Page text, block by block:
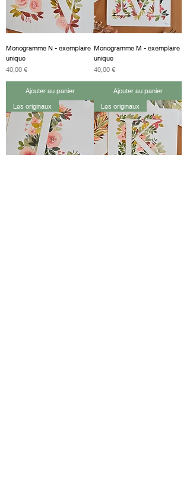
Monogramme N - exemplaire
unique
Prix
40,00 €
Ajouter au panier
Monogramme M - exemplaire
unique
Prix
40,00 €
Ajouter au panier
Les originaux
Les originaux